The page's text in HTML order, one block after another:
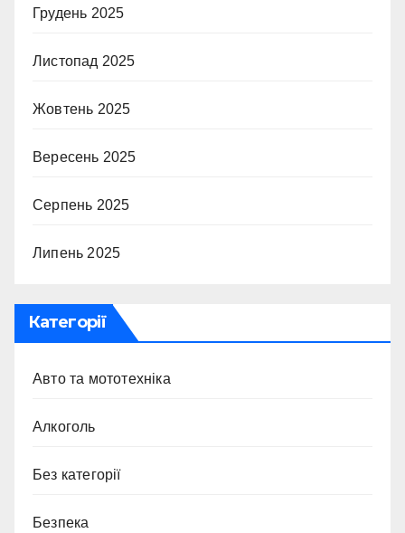
Грудень 2025
Листопад 2025
Жовтень 2025
Вересень 2025
Серпень 2025
Липень 2025
Категорії
Авто та мототехніка
Алкоголь
Без категорії
Безпека